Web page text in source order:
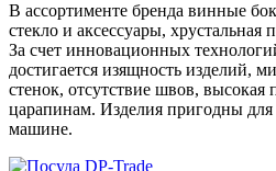
В ассортименте бренда винные
стекло и аксессуары, хрустальная
За счет инновационных
достигается изящность изделий,
стенок, отсутствие швов, высокая
царапинам. Изделия пригодны
машине.